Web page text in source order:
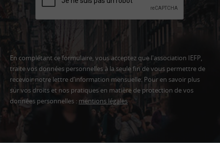
En complétant ce formulaire, vous acceptez que l'association IEFP,
traite vos données personnelles à la seule fin de vous permettre de
recevoir notre lettre d’information mensuelle. Pour en savoir plus
sur vos droits et nos pratiques en matière de protection de vos
données personnelles : mentions légales